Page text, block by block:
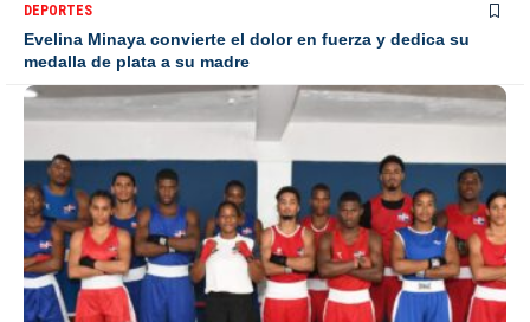
DEPORTES
Evelina Minaya convierte el dolor en fuerza y dedica su
medalla de plata a su madre